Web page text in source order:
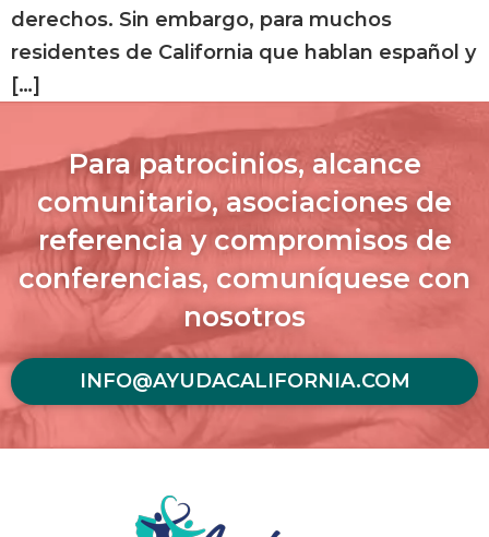
derechos. Sin embargo, para muchos
residentes de California que hablan español y
[…]
Para patrocinios, alcance
comunitario, asociaciones de
referencia y compromisos de
conferencias, comuníquese con
nosotros
INFO@AYUDACALIFORNIA.COM